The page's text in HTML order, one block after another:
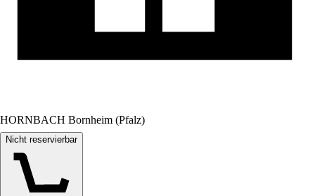
HORNBACH Bornheim (Pfalz)
Nicht reservierbar